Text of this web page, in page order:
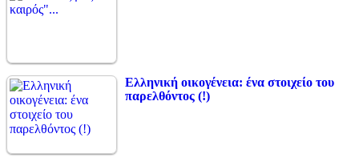
Ελληνική οικογένεια: ένα στοιχείο του
παρελθόντος (!)